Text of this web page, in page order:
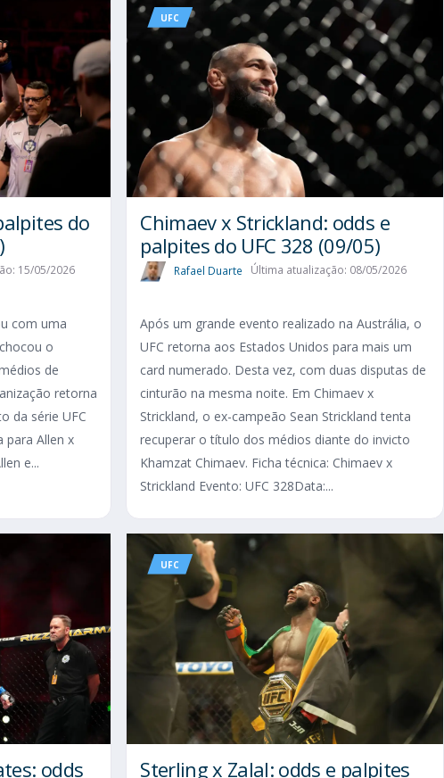
do
15/05/2026
com uma
o
de
retorna
da série UFC
para Allen x
e...
UFC
Chimaev x Strickland: odds e
palpites do UFC 328 (09/05)
Rafael Duarte Última atualização: 08/05/2026
Após um grande evento realizado na Austrália, o
UFC retorna aos Estados Unidos para mais um
card numerado. Desta vez, com duas disputas de
cinturão na mesma noite. Em Chimaev x
Strickland, o ex-campeão Sean Strickland tenta
recuperar o título dos médios diante do invicto
Khamzat Chimaev. Ficha técnica: Chimaev x
Strickland Evento: UFC 328Data:...
odds
UFC
Sterling x Zalal: odds e palpites